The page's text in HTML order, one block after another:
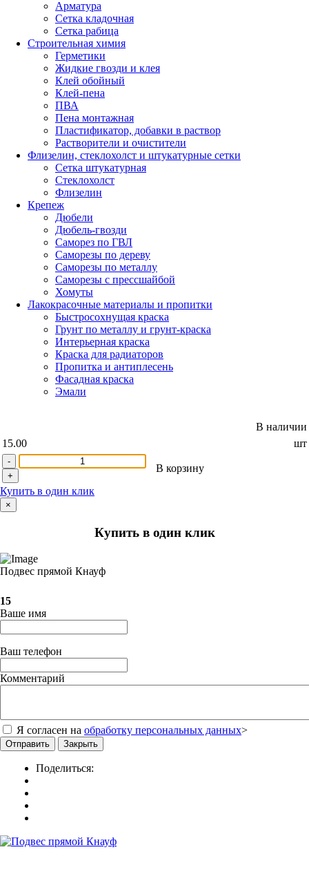
Арматура
Сетка кладочная
Сетка рабица
Строительная химия
Герметики
Жидкие гвозди и клея
Клей обойный
Клей-пена
ПВА
Пена монтажная
Пластификатор, добавки в раствор
Растворители и очистители
Флизелин, стеклохолст и штукатурные сетки
Сетка штукатурная
Стеклохолст
Флизелин
Крепеж
Дюбели
Дюбель-гвозди
Саморез по ГВЛ
Саморезы по дереву
Саморезы по металлу
Саморезы с прессшайбой
Хомуты
Лакокрасочные материалы и пропитки
Быстросохнущая краска
Грунт по металлу и грунт-краска
Интерьерная краска
Краска для радиаторов
Пропитка и антиплесень
Фасадная краска
Эмали
В наличии
15.00
шт
-
+
В корзину
Купить в один клик
×
Купить в один клик
Подвес прямой Кнауф
15
Ваше имя
Ваш телефон
Комментарий
Я согласен на обработку персональных данных>
Отправить Закрыть
Поделиться: